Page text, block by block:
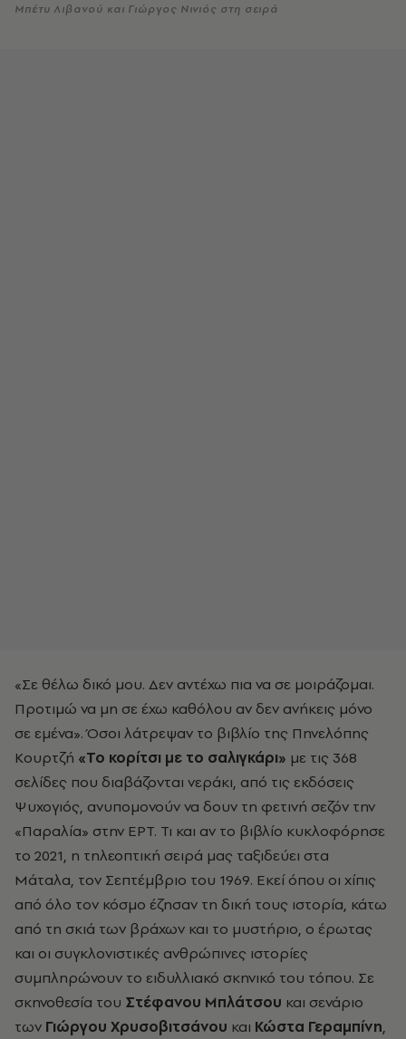
Μπέτυ Λιβανού και Γιώργος Νινιός στη σειρά
«Σε θέλω δικό μου. Δεν αντέχω πια να σε μοιράζομαι.
Προτιμώ να μη σε έχω καθόλου αν δεν ανήκεις μόνο
σε εμένα». Όσοι λάτρεψαν το βιβλίο της Πηνελόπης
Κουρτζή «Το κορίτσι με το σαλιγκάρι» με τις 368
σελίδες που διαβάζονται νεράκι, από τις εκδόσεις
Ψυχογιός, ανυπομονούν να δουν τη φετινή σεζόν την
«Παραλία» στην ΕΡΤ. Τι και αν το βιβλίο κυκλοφόρησε
το 2021, η τηλεοπτική σειρά μας ταξιδεύει στα
Μάταλα, τον Σεπτέμβριο του 1969. Εκεί όπου οι χίπις
από όλο τον κόσμο έζησαν τη δική τους ιστορία, κάτω
από τη σκιά των βράχων και το μυστήριο, ο έρωτας
και οι συγκλονιστικές ανθρώπινες ιστορίες
συμπληρώνουν το ειδυλλιακό σκηνικό του τόπου. Σε
σκηνοθεσία του Στέφανου Μπλάτσου και σενάριο
των Γιώργου Χρυσοβιτσάνου και Κώστα Γεραμπίνη,